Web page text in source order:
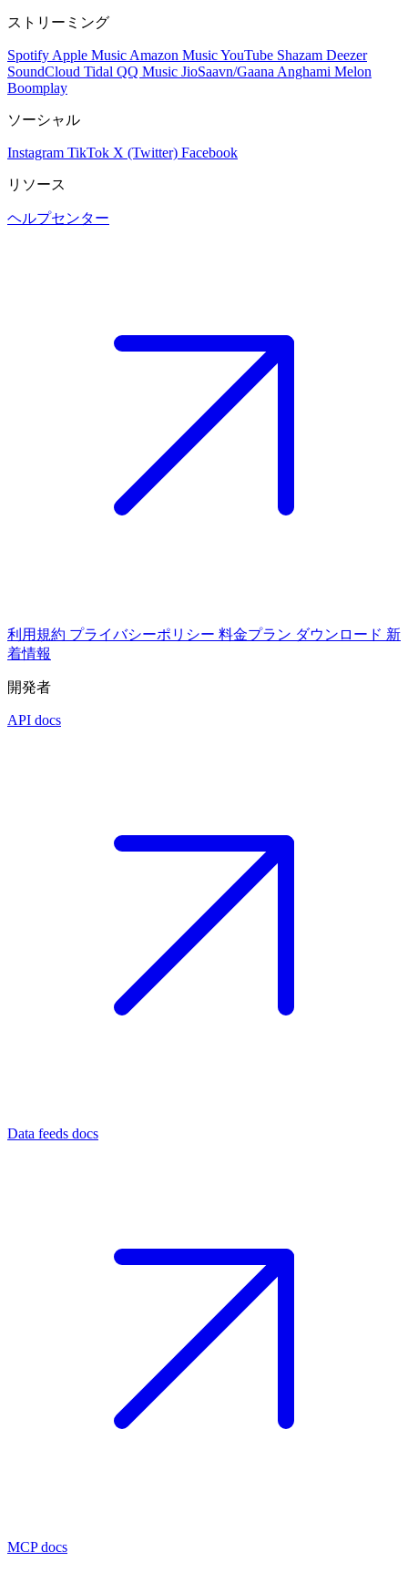
ストリーミング
Spotify Apple Music Amazon MusicYouTube Shazam Deezer
SoundCloud Tidal QQ Music JioSaavn/Gaana Anghami Melon
Boomplay
ソーシャル
Instagram TikTok X (Twitter) Facebook
リソース
ヘルプセンター
利用規約 プライバシーポリシー 料金プラン ダウンロード 新
着情報
開発者
API docs
Data feeds docs
MCP docs